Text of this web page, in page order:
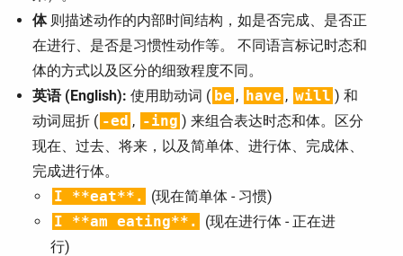
体则描述动作的内部时间结构，如是否完成、是否正
在进行、是否是习惯性动作等。 不同语言标记时态和
体的方式以及区分的细致程度不同。
英语 (English): 使用助动词 ( be , have , will ) 和
动词屈折 ( -ed , -ing ) 来组合表达时态和体。区分
现在、过去、将来，以及简单体、进行体、完成体、
完成进行体。
I **eat**.
(现在简单体 - 习惯)
I **am eating**.
(现在进行体 - 正在进
行)